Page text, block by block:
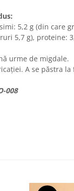
5,2 g (din care
5,7 g), proteine:
urme de migdale.
A se păstra la
008